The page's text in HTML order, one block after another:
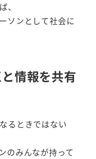
、
ソンとして社会に
情報を共有
るときではない
のみんなが持って